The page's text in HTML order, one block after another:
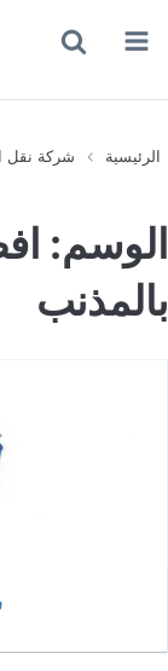
القائمة
الرئيسية شركة نقل اثاث
الوسم:
بالمذنب